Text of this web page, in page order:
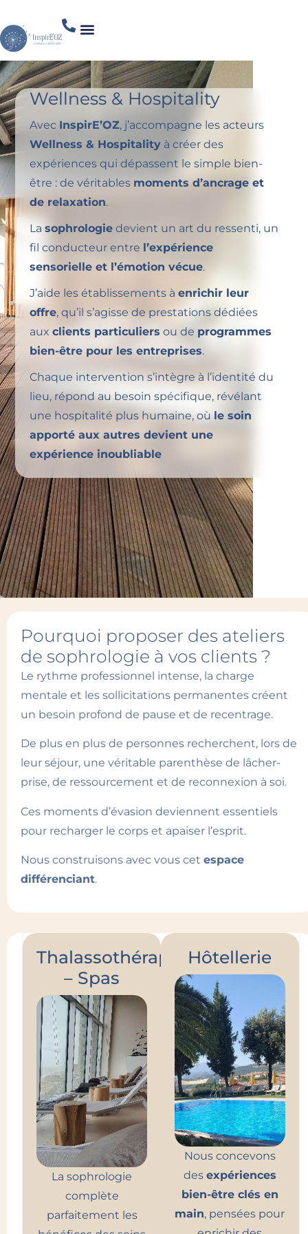
Wellness & Hospitality
Avec InspirE’OZ, j’accompagne les acteurs
Wellness & Hospitalityà créer des
expériences qui dépassent le simple bien-
être : de véritables moments d’ancrage et
de relaxation.
La sophrologiedevient un art du ressenti, un
fil conducteur entre l’expérience
sensorielle et l’émotion vécue.
J’aide les établissements à enrichir leur
offre, qu’il s’agisse de prestations dédiées
aux clients particuliers ou de programmes
bien-être pour les entreprises.
Chaque intervention s’intègre à l’identité du
lieu, répond au besoin spécifique, révélant
une hospitalité plus humaine, où le soin
apporté aux autres devient une
expérience inoubliable
Pourquoi proposer des ateliers
de sophrologie à vos clients ?
Le rythme professionnel intense, la charge
mentale et les sollicitations permanentes créent
un besoin profond de pause et de recentrage.
De plus en plus de personnes recherchent, lors de
leur séjour, une véritable parenthèse de lâcher-
prise, de ressourcement et de reconnexion à soi.
Ces moments d’évasion deviennent essentiels
pour recharger le corps et apaiser l’esprit.
Nous construisons avec vous cet espace
différenciant.
Thalassothérapies
– Spas
La sophrologie
complète
parfaitement les
Hôtellerie
Nous concevons
des expériences
bien-être clés en
main, pensées pour